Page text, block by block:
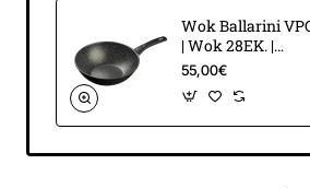
Wok Ballarini
| Wok 28ΕΚ. |
Vipiteno Granitium
55,00€